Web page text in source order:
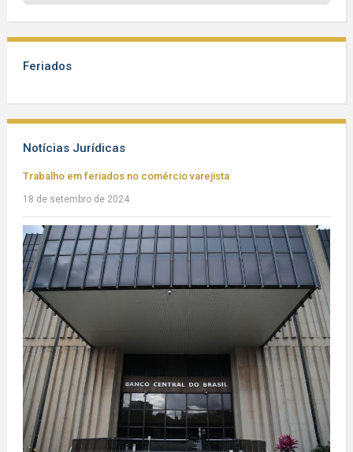
Feriados
Notícias Jurídicas
Trabalho em feriados no comércio varejista
18 de setembro de 2024